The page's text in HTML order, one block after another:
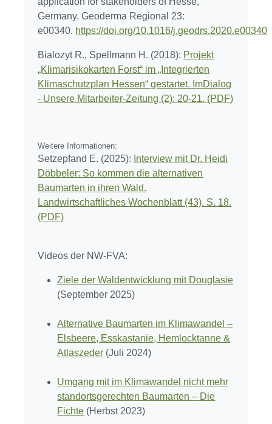
Germany. Geoderma Regional 23:
e00340. https://doi.org/10.1016/j.geodrs.2020.e00340
Bialozyt R., Spellmann H. (2018): Projekt
„Klimarisikokarten Forst“ im „Integrierten
Klimaschutzplan Hessen“ gestartet. ImDialog
- Unsere Mitarbeiter-Zeitung (2): 20-21. (PDF)
Weitere Informationen:
Setzepfand E. (2025): Interview mit Dr. Heidi
Döbbeler: So kommen die alternativen
Baumarten in ihren Wald.
Landwirtschaftliches Wochenblatt (43). S. 18.
(PDF)
Videos der NW-FVA:
Ziele der Waldentwicklung mit Douglasie
(September 2025)
Alternative Baumarten im Klimawandel –
Elsbeere, Esskastanie, Hemlocktanne &
Atlaszeder (Juli 2024)
Umgang mit im Klimawandel nicht mehr
standortsgerechten Baumarten– Die
Fichte (Herbst 2023)